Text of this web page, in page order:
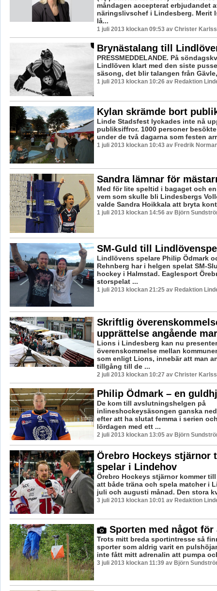
måndagen accepterat erbjudandet
näringslivschef i Lindesberg. Merit
lå...
1 juli 2013 klockan 09:53 av Christer
Brynästalang till
PRESSMEDDELANDE. På
Lindlöven klart med den siste
säsong, det blir talangen från
1 juli 2013 klockan 10:26 av Redaktion
Kylan skrämde bort
Linde Stadsfest lyckades inte nå
publiksiffror. 1000 personer
under de två dagarna som festen
1 juli 2013 klockan 10:43 av Fredrik
Sandra lämnar för
Med för lite speltid i bagaget och
vem som skulle bli Lindesbergs
valde Sandra Hoikkala att bryta
1 juli 2013 klockan 14:56 av Björn
SM-Guld till
Lindlövens spelare Philip Ödmark
Rehnberg har i helgen spelat SM-
hockey i Halmstad. Eaglesport
storspelat ...
1 juli 2013 klockan 21:25 av Redaktion
Skriftlig
upprättelse angående
Lions i Lindesberg kan nu
överenskommelse mellan
som enligt Lions, innebär att man
tillgång till de ...
2 juli 2013 klockan 10:27 av Christer
Philip Ödmark – en
De kom till avslutningshelgen på
inlineshockeysäsongen ganska
efter att ha slutat femma i serien
lördagen med ett ...
2 juli 2013 klockan 13:05 av Björn
Örebro Hockeys stjärnor
spelar i Lindehov
Örebro Hockeys stjärnor kommer
att både träna och spela matcher i
juli och augusti månad. Den stora
3 juli 2013 klockan 10:01 av Redaktion
Sporten med något för
Trots mitt breda sportintresse så
sporter som aldrig varit en
inte fått mitt adrenalin att pumpa
3 juli 2013 klockan 11:39 av Björn